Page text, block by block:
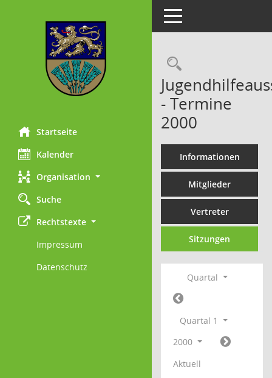
Startseite
Kalender
Organisation
Suche
Rechtstexte
Impressum
Datenschutz
Toggle navigation
- Termine
2000
Informationen
Mitglieder
Vertreter
Sitzungen
Quartal
Quartal 1
2000
Aktuell